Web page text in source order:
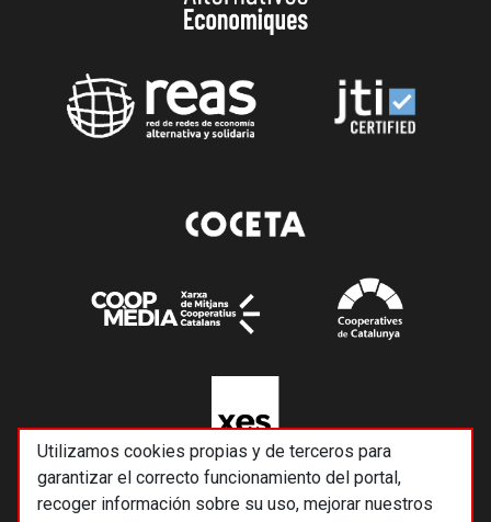
Utilizamos cookies propias y de terceros para
garantizar el correcto funcionamiento del portal,
recoger información sobre su uso, mejorar nuestros